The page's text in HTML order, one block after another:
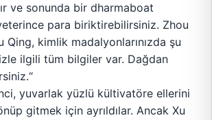
ve sonunda bir dharmaboat
para biriktirebilirsiniz. Zhou
Qing, kimlik madalyonlarınızda şu
ilgili tüm bilgiler var. Dağdan
yuvarlak yüzlü kültivatöre ellerini
gitmek için ayrıldılar. Ancak Xu